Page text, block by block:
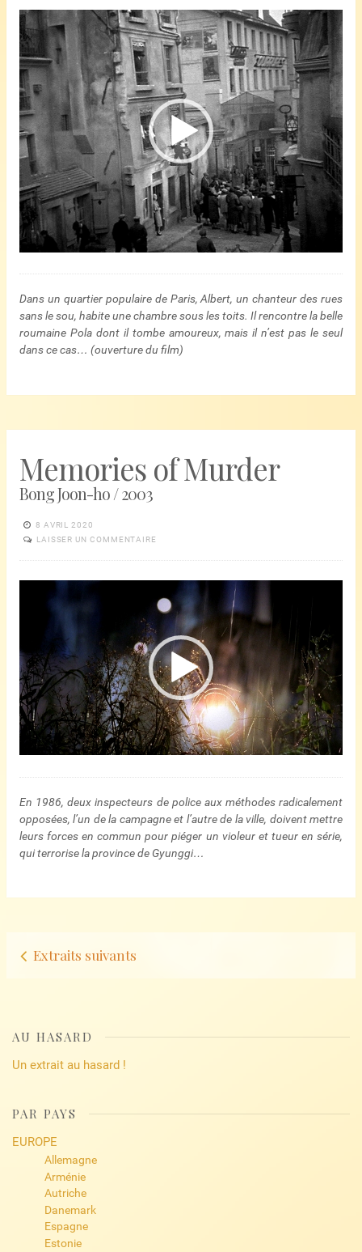
Lecteur
vidéo
Dans un quartier populaire de Paris, Albert, un chanteur des rues
sans le sou, habite une chambre sous les toits. Il rencontre la belle
roumaine Pola dont il tombe amoureux, mais il n’est pas le seul
dans ce cas… (ouverture du film)
Memories of Murder
Bong Joon-ho / 2003
8 AVRIL 2020
LAISSER UN COMMENTAIRE
En 1986, deux inspecteurs de police aux méthodes radicalement
opposées, l’un de la campagne et l’autre de la ville, doivent mettre
leurs forces en commun pour piéger un violeur et tueur en série,
qui terrorise la province de Gyunggi…
Navigation
Extraits suivants
AU HASARD
Un extrait au hasard !
PAR PAYS
EUROPE
Allemagne
Arménie
Autriche
Danemark
Espagne
Estonie